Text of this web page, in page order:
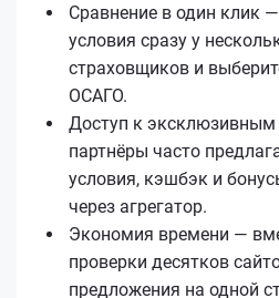
Сравнение в один клик
условия сразу у
страховщиков и
ОСАГО.
Доступ к
партнёры часто
условия, кэшбэк и
через агрегатор.
Экономия времени —
проверки десятков
предложения на одной